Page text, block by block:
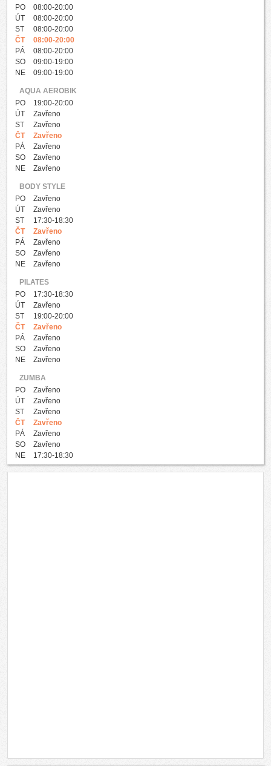
PO
08:00-20:00
ÚT
08:00-20:00
ST
08:00-20:00
ČT
08:00-20:00
PÁ
08:00-20:00
SO
09:00-19:00
NE
09:00-19:00
AQUA AEROBIK
PO
19:00-20:00
ÚT
Zavřeno
ST
Zavřeno
ČT
Zavřeno
PÁ
Zavřeno
SO
Zavřeno
NE
Zavřeno
BODY STYLE
PO
Zavřeno
ÚT
Zavřeno
ST
17:30-18:30
ČT
Zavřeno
PÁ
Zavřeno
SO
Zavřeno
NE
Zavřeno
PILATES
PO
17:30-18:30
ÚT
Zavřeno
ST
19:00-20:00
ČT
Zavřeno
PÁ
Zavřeno
SO
Zavřeno
NE
Zavřeno
ZUMBA
PO
Zavřeno
ÚT
Zavřeno
ST
Zavřeno
ČT
Zavřeno
PÁ
Zavřeno
SO
Zavřeno
NE
17:30-18:30